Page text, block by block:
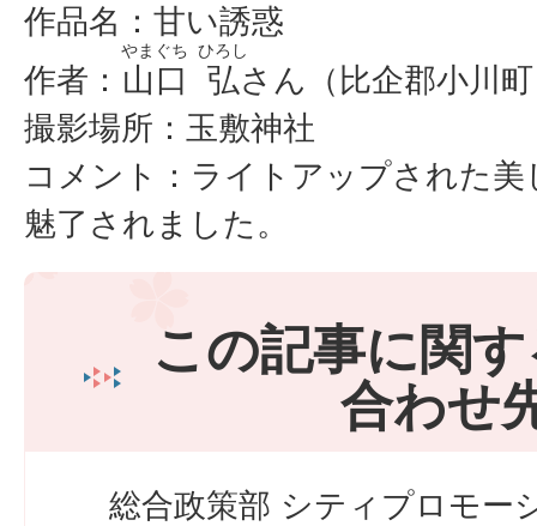
作品名：甘い誘惑
作者： 山口
やまぐち
弘
ひろし
さん（比企郡小川
撮影場所：玉敷神社
コメント：ライトアップされた
魅了されました。
この記事に関
合わせ
総合政策部 シティプロモー